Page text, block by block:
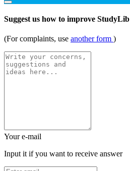
Suggest us how to improve StudyLib
(For complaints, use another form )
Your e-mail
Input it if you want to receive answer